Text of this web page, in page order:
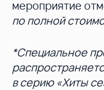
мероприятие
по полной
*Специальное
в серию «Хиты